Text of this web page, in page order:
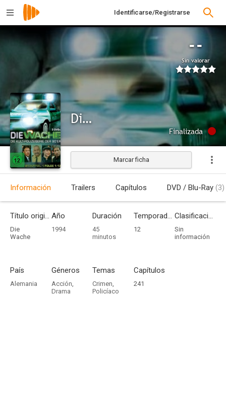
Identificarse/Registrarse
--
Sin valorar
Die Wache
Finalizada
Marcar ficha
Información Trailers Capítulos DVD / Blu-Ray (3)
Título original
Die
Wache
Año
1994
Duración
45
minutos
Temporadas
12
Clasificación por edades
Sin
información
País
Alemania
Géneros
Acción,
Drama
Temas
Crimen,
Policíaco
Capítulos
241